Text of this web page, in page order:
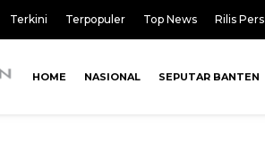
Terkini Terpopuler Top News Rilis Pers
HOME NASIONAL SEPUTAR BANTEN